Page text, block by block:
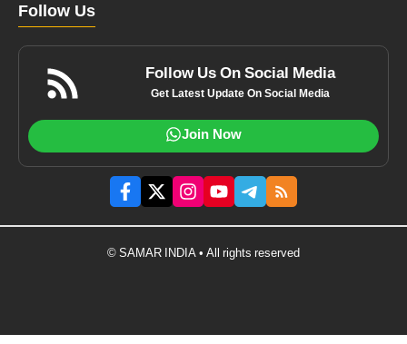
Follow Us
Follow Us On Social Media
Get Latest Update On Social Media
Join Now
© SAMAR INDIA • All rights reserved